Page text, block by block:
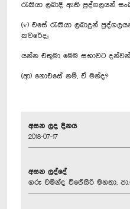
රැකියා ලබාදී ඇති පුද්ගලයන්
(v) එසේ රැකියා ලබාදුන්
කවරේද;
යන්න එතුමා මෙම සභාවට
(ආ) නොඑසේ නම්, ඒ මන්ද?
අසන ලද දිනය
2018-07-17
අසන ලද්දේ
ගරු චමින්ද වි‍ජේසිරි මහතා,